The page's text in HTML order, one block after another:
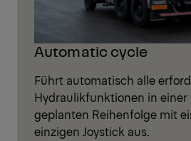
Automatic cycle
Führt automatisch alle
Hydraulikfunktionen in einer
geplanten Reihenfolge mit
einzigen Joystick aus.